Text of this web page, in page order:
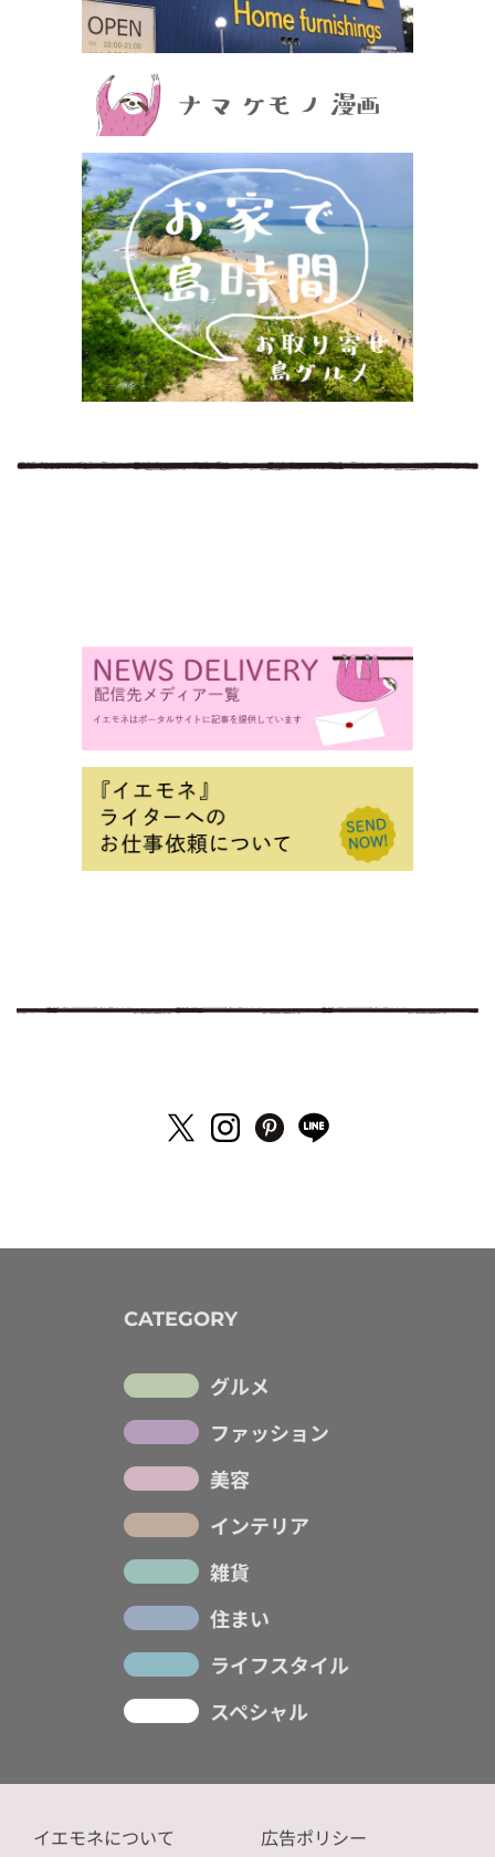
CATEGORY
グルメ
ファッション
美容
インテリア
雑貨
住まい
ライフスタイル
スペシャル
イエモネについて 広告ポリシー